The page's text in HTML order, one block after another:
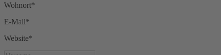
Wohnort*
E-Mail*
Website*